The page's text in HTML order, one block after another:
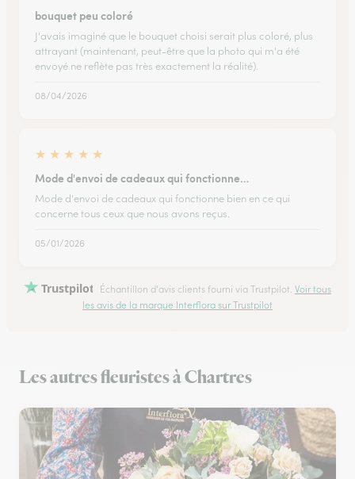
bouquet peu coloré
J'avais imaginé que le bouquet choisi serait plus coloré, plus
attrayant (maintenant, peut-être que la photo qui m'a été
envoyé ne reflète pas très exactement la réalité).
08/04/2026
★ ★ ★ ★ ★
Mode d'envoi de cadeaux qui fonctionne…
Mode d'envoi de cadeaux qui fonctionne bien en ce qui
concerne tous ceux que nous avons reçus.
05/01/2026
Trustpilot Échantillon d'avis clients fourni via Trustpilot. Voir tous
les avis de la marque Interflora sur Trustpilot
Les autres fleuristes à Chartres